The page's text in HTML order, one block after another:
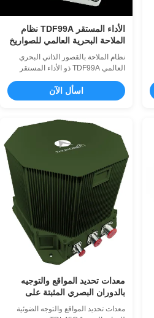
الأداء المستقر TDF99A نظام
الملاحة البحرية العالمي للصواريخ
البصرية
نظام الملاحة بالقصور الذاتي البحري
العالمي TDF99A ذو الأداء المستقر
بالألياف الضوئية مقدمة بفضل
الجيروسكوبات الليزرية ومقاييس
التسارع المرنة المصنوعة من الكوارتز
الملاحة بالقصور الذاتي (INS) البحري
الليزري العالمي هذا على هيكل ملاحة
بالقصور الذاتي مثبت. وهو مجهز ببر...
اسأل الآن
معدات تحديد المواقع والتوجيه
بالدوران البصري المثبتة على
مركبة القوة البرية TDL45C
معدات تحديد المواقع والتوجه الضوئية